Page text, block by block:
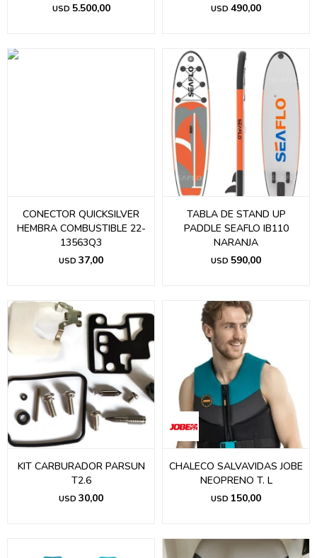
USD 5.500,00 USD 490,00
CONECTOR QUICKSILVER
HEMBRA COMBUSTIBLE 22-
13563Q3
USD 37,00
TABLA DE STAND UP
PADDLE SEAFLO IB110
NARANJA
USD 590,00
KIT CARBURADOR PARSUN
T2.6
USD 30,00
CHALECO SALVAVIDAS JOBE
NEOPRENO T. L
USD 150,00